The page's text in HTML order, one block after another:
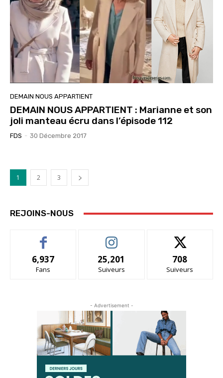
DEMAIN NOUS APPARTIENT
DEMAIN NOUS APPARTIENT : Marianne et son
joli manteau écru dans l’épisode 112
FDS - 30 Décembre 2017
1 2 3
REJOINS-NOUS
6,937
Fans
25,201
Suiveurs
708
Suiveurs
- Advertisement -